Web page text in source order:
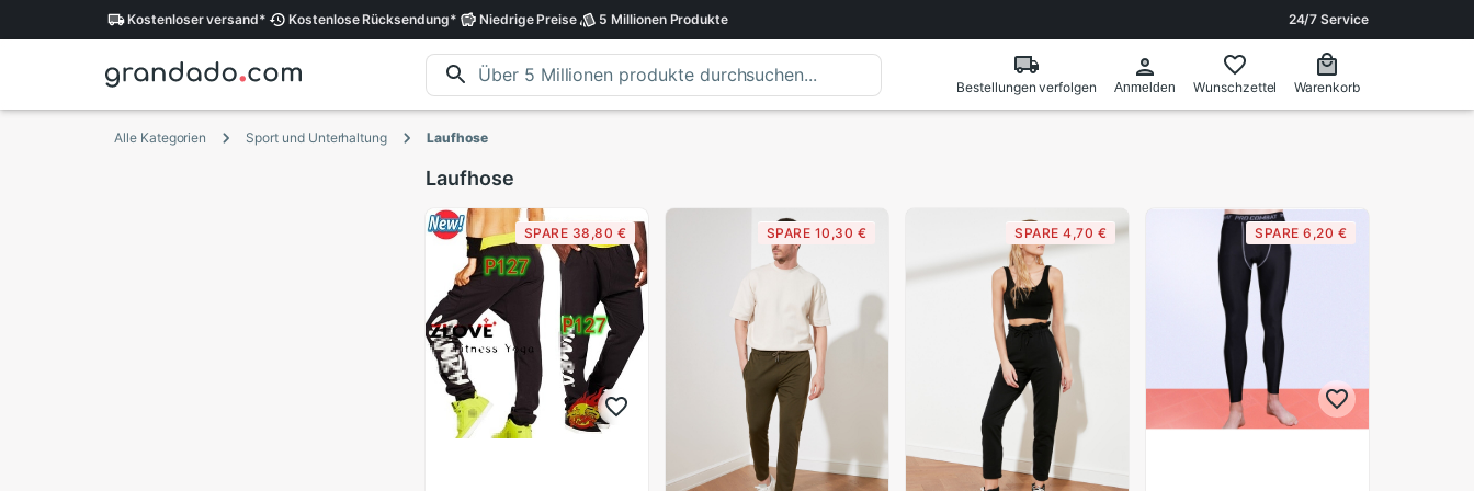
Kostenloserversand* KostenloseRücksendung* NiedrigePreise 5 MillionenProdukte 24/7 Service
Bestellungen verfolgen Anmelden Wunschzettel Warenkorb
Alle Kategorien Sport und Unterhaltung Laufhose
Laufhose
SPARE 38,80 € SPARE 10,30 € SPARE 4,70 € SPARE 6,20 €